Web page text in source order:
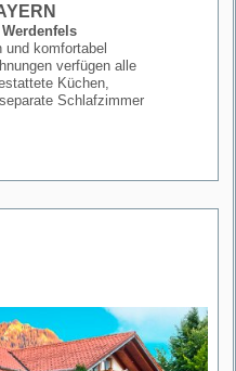
und komfortabel
verfügen alle
Küchen,
Schlafzimmer